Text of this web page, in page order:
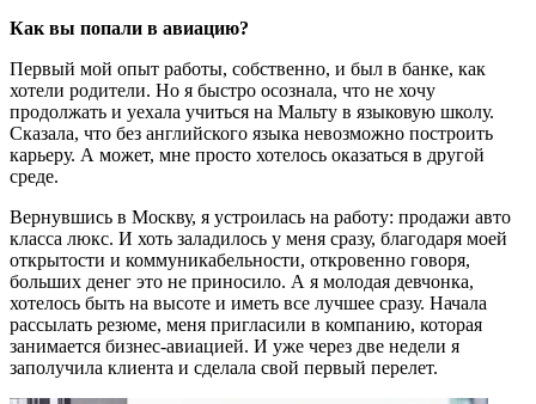
Как вы попали в авиацию?
Первый мой опыт работы, собственно, и был в банке, как
хотели родители. Но я быстро осознала, что не хочу
продолжать и уехала учиться на Мальту в языковую школу.
Сказала, что без английского языка невозможно построить
карьеру. А может, мне просто хотелось оказаться в другой
среде.
Вернувшись в Москву, я устроилась на работу: продажи авто
класса люкс. И хоть заладилось у меня сразу, благодаря моей
открытости и коммуникабельности, откровенно говоря,
больших денег это не приносило. А я молодая девчонка,
хотелось быть на высоте и иметь все лучшее сразу. Начала
рассылать резюме, меня пригласили в компанию, которая
занимается бизнес-авиацией. И уже через две недели я
заполучила клиента и сделала свой первый перелет.